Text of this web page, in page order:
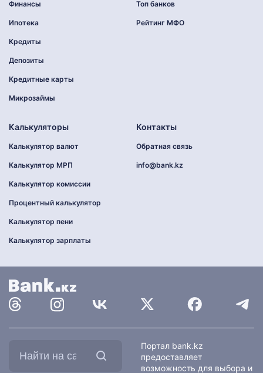
Финансы
Ипотека
Кредиты
Депозиты
Кредитные карты
Микрозаймы
Топ банков
Рейтинг МФО
Калькуляторы
Калькулятор валют
Калькулятор МРП
Калькулятор комиссии
Процентный калькулятор
Калькулятор пени
Калькулятор зарплаты
Контакты
Обратная связь
info@bank.kz
Портал bank.kz
предоставляет
возможность для выбора и